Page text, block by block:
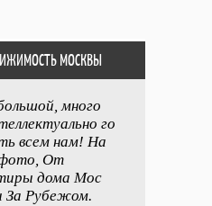
МОСКВЫ
много
го
всем нам! На
От
дома Мос
Рубежом.